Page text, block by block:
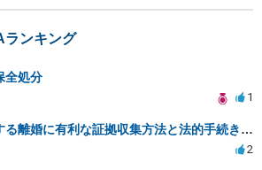
ランキング
全処分
1
不貞行為に対する離婚に有利な証拠収集方法と法的手続きについて
2